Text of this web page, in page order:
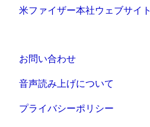
米ファイザー本社ウェブサイト
お問い合わせ
音声読み上げについて
プライバシーポリシー